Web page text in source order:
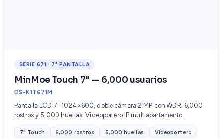
SERIE 671 · 7" PANTALLA
MinMoe Touch 7" — 6,000 usuarios
DS-K1T671M
Pantalla LCD 7" 1024×600, doble cámara 2 MP con WDR. 6,000
rostros y 5,000 huellas. Videoportero IP multiapartamento.
7" Touch 6,000 rostros 5,000 huellas Videoportero